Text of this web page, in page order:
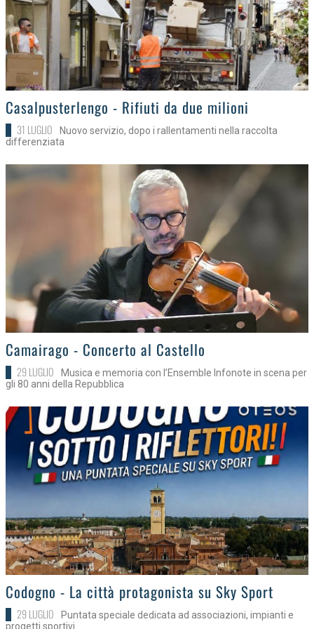
>
Casalpusterlengo - Rifiuti da due milioni
31 LUGLIO
Nuovo servizio, dopo i rallentamenti nella raccolta
differenziata
>
Camairago - Concerto al Castello
29 LUGLIO
Musica e memoria con l’Ensemble Infonote in scena per
gli 80 anni della Repubblica
>
Codogno - La città protagonista su Sky Sport
29 LUGLIO
Puntata speciale dedicata ad associazioni, impianti e
progetti sportivi